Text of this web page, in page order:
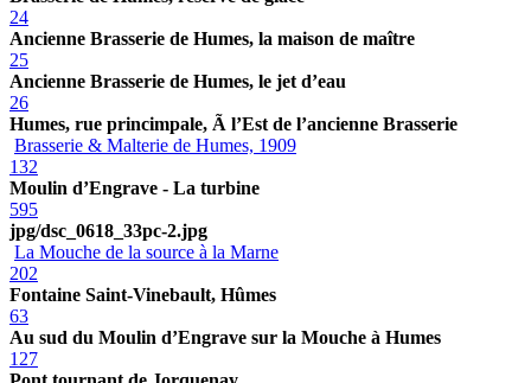
24
Ancienne Brasserie de Humes, la maison de maître
25
Ancienne Brasserie de Humes, le jet d’eau
26
Humes, rue princimpale, Ã l’Est de l’ancienne Brasserie
Brasserie & Malterie de Humes, 1909
132
Moulin d’Engrave - La turbine
595
jpg/dsc_0618_33pc-2.jpg
La Mouche de la source à la Marne
202
Fontaine Saint-Vinebault, Hûmes
63
Au sud du Moulin d’Engrave sur la Mouche à Humes
127